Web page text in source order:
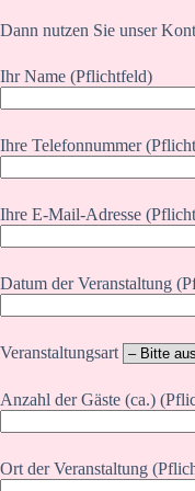
Dann nutzen Sie unser
Ihr Name (Pflichtfeld)
Ihre Telefonnummer
Ihre E-Mail-Adresse
Datum der Veranstaltung
Veranstaltungsart
Anzahl der Gäste (ca.)
Ort der Veranstaltung